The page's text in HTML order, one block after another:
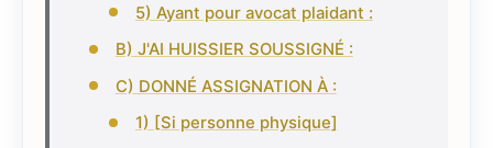
5) Ayant pour avocat plaidant :
B) J'AI HUISSIER SOUSSIGNÉ :
C) DONNÉ ASSIGNATION À :
1) [Si personne physique]